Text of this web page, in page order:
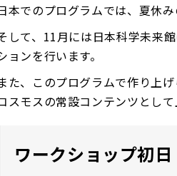
本でのプログラムでは、夏休
して、11月には日本科学未来
ョンを行います。
た、このプログラムで作り上
スモスの常設コンテンツとして
ワークショップ初日